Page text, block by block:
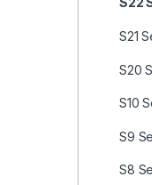
S21
S20
S10
S9
S8